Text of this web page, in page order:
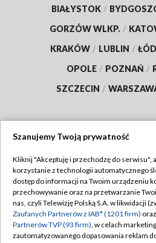
BIAŁYSTOK /
GORZÓW WLKP. /
KRAKÓW / LUBLIN /
OPOLE / POZNAŃ /
SZCZECIN /
TVP
Abonament TVP
Emisja w TVP
Centrum informacji TVP
Regulamin
Polityka
Moje
Szanujemy Twoją prywatność
Kliknij "Akceptuję i przechodzę do serwisu",
korzystanie z technologii automatycznego
dostęp do informacji na Twoim urządzeniu
przechowywanie oraz na przetwarzanie
nas, czyli Telewizję Polską S.A. w likwidacji
Zaufanych Partnerów z IAB* (1201 firm)
Partnerów TVP (93 firm), w celach
zautomatyzowanego dopasowania reklam